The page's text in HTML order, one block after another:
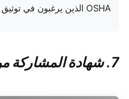
OSHA الذين يرغبون في توثيق التدريب.
7. شهادة المشاركة من Freepik